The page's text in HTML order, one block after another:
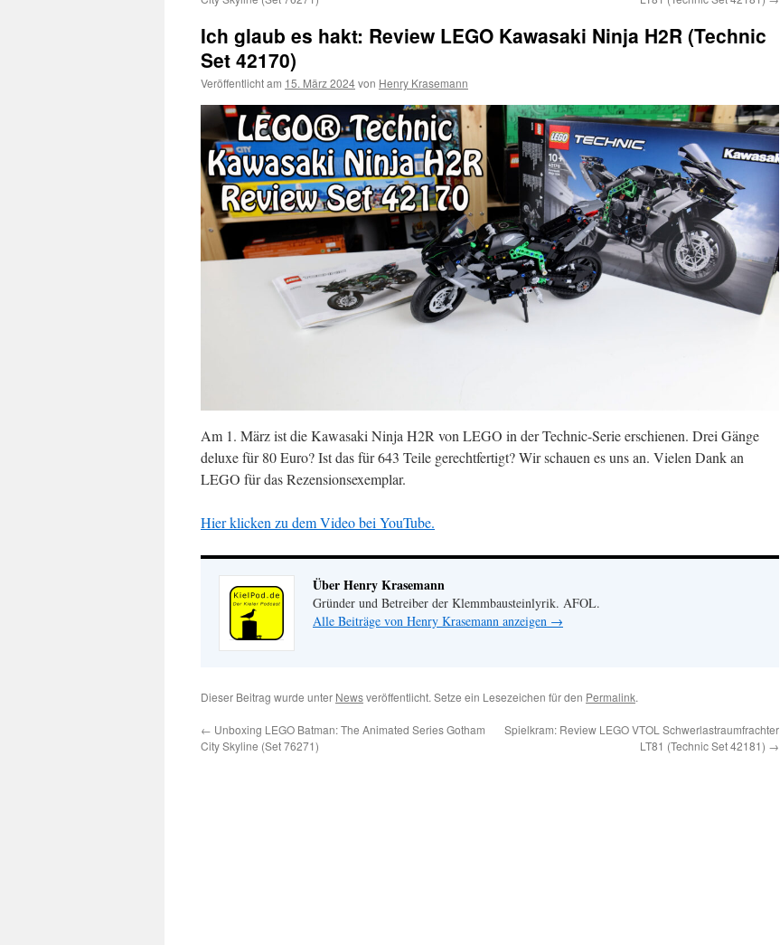
Ich glaub es hakt: Review LEGO Kawasaki Ninja H2R (Technic
Set 42170)
Veröffentlicht am 15. März 2024von Henry Krasemann
Am 1. März ist die Kawasaki Ninja H2R von LEGO in der Technic-Serie erschienen. Drei Gänge
deluxe für 80 Euro? Ist das für 643 Teile gerechtfertigt? Wir schauen es uns an. Vielen Dank an
LEGO für das Rezensionsexemplar.
Hier klicken zu dem Video bei YouTube.
Über Henry Krasemann
Gründer und Betreiber der Klemmbausteinlyrik. AFOL.
Alle Beiträge von Henry Krasemann anzeigen →
Dieser Beitrag wurde unter Newsveröffentlicht. Setze ein Lesezeichen für den Permalink.
← Unboxing LEGO Batman: The Animated Series Gotham
City Skyline (Set 76271)
Spielkram: Review LEGO VTOL Schwerlastraumfrachter
LT81 (Technic Set 42181) →